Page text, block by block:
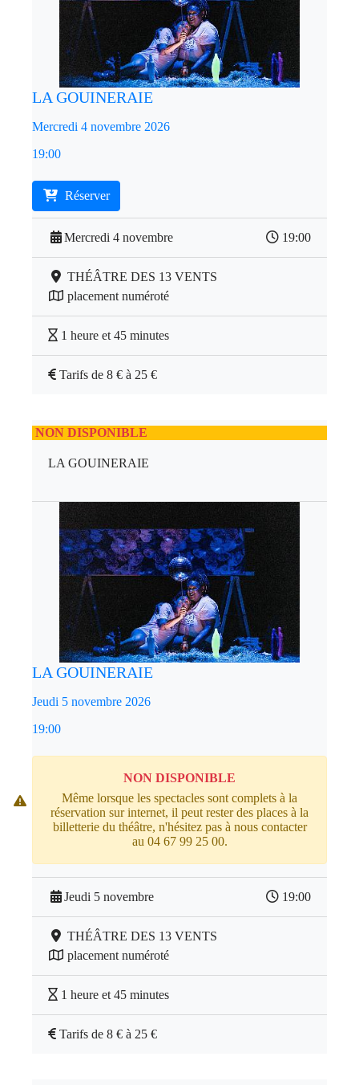
LA GOUINERAIE
Mercredi 4 novembre 2026
19:00
Réserver
Mercredi 4 novembre 19:00
THÉÂTRE DES 13 VENTS
placement numéroté
1 heure et 45 minutes
Tarifs de 8 € à 25 €
NON DISPONIBLE
LA GOUINERAIE
LA GOUINERAIE
Jeudi 5 novembre 2026
19:00
NON DISPONIBLE
Même lorsque les spectacles sont complets à la
réservation sur internet, il peut rester des places à la
billetterie du théâtre, n'hésitez pas à nous contacter
au 04 67 99 25 00.
Jeudi 5 novembre 19:00
THÉÂTRE DES 13 VENTS
placement numéroté
1 heure et 45 minutes
Tarifs de 8 € à 25 €